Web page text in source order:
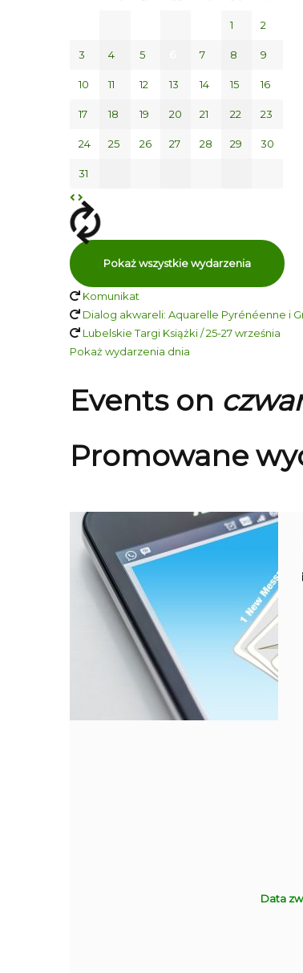
1 2
3 4 5 7 8 9
10 11 12 13 14 15 16
17 18 19 20 21 22 23
24 25 26 27 28 29 30
31
Pokaż wszystkie wydarzenia
Komunikat
Dialog akwareli: Aquarelle Pyrénéenne i
Lubelskie Targi Książki / 25-27 września
Pokaż wydarzenia dnia
Events on
Promowane
Data